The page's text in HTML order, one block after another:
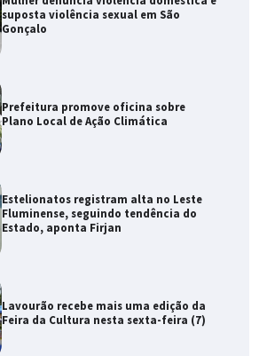
suposta violência sexual em São
Gonçalo
Prefeitura promove oficina sobre
Plano Local de Ação Climática
Estelionatos registram alta no Leste
Fluminense, seguindo tendência do
Estado, aponta Firjan
Lavourão recebe mais uma edição da
Feira da Cultura nesta sexta-feira (7)